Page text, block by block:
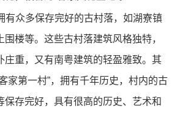
有众多保存完好的古村落，如湖寮镇
楼等。这些古村落建筑风格独特，
庄重，又有南粤建筑的轻盈雅致。其
家第一村”，拥有千年历史，村内的古
保存完好，具有很高的历史、艺术和